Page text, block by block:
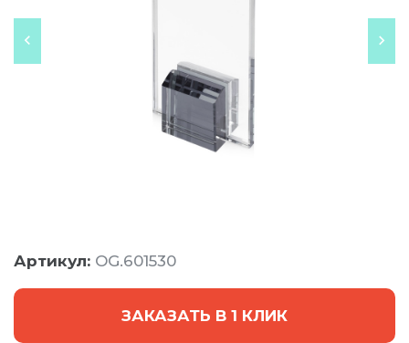
Артикул: OG.601530
ЗАКАЗАТЬ В 1 КЛИК